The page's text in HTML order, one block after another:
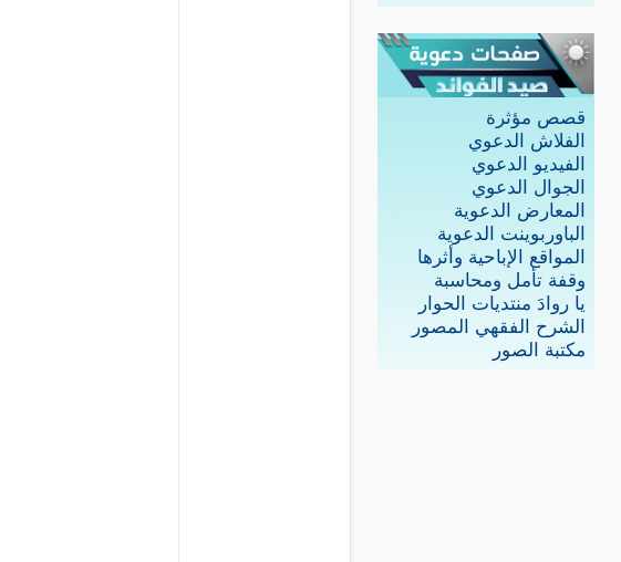
قصص مؤثرة
الفلاش الدعوي
الفيديو الدعوي
الجوال الدعوي
المعارض الدعوية
الباوربوينت الدعوية
المواقع الإباحية وأثرها
وقفة تأمل ومحاسبة
يا روادَ منتديات الحوار
الشرح الفقهي المصور
مكتبة الصور